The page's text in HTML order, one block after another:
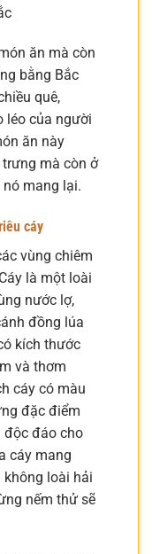
ăn mà còn
bằng Bắc
quê,
léo của người
ăn này
mà còn ở
mang lại.
cáy
vùng chiêm
là một loài
nước lợ,
đồng lúa
kích thước
và thơm
cáy có màu
đặc điểm
độc đáo cho
cáy mang
không loài hải
nếm thử sẽ